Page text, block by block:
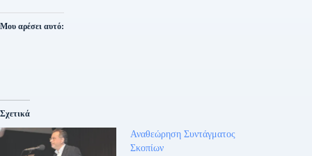
Μου αρέσει αυτό:
Σχετικά
Αναθεώρηση Συντάγματος
Σκοπίων